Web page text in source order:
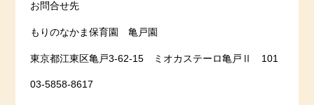
お問合せ先
もりのなかま保育園 亀戸園
東京都江東区亀戸3-62-15 ミオカステーロ亀戸Ⅱ 101
03-5858-8617